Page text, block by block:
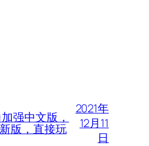
强中文版，
版，直接玩
2021年
12月11
日